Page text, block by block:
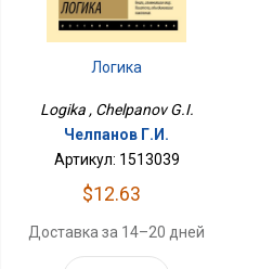
Логика
Logika , Chelpanov G.I.
Челпанов Г.И.
Артикул: 1513039
$12.63
Доставка за 14–20 дней